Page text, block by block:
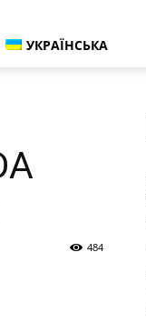
УКРАЇНСЬКА
484